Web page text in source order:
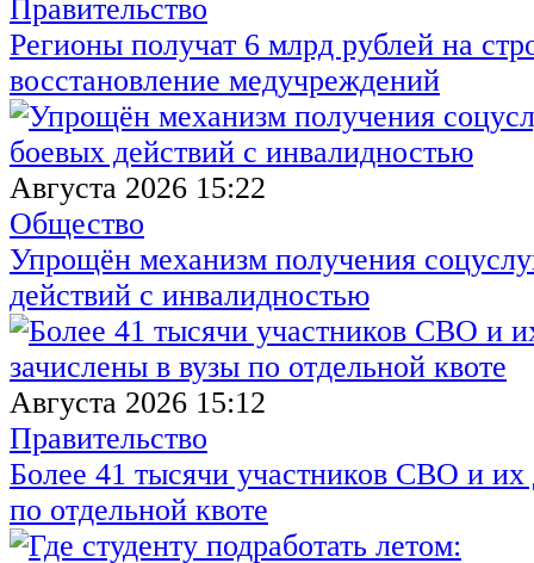
Правительство
Регионы получат 6 млрд рублей на
восстановление медучреждений
Августа 2026 15:22
Общество
Упрощён механизм получения
действий с инвалидностью
Августа 2026 15:12
Правительство
Более 41 тысячи участников СВО и их
по отдельной квоте